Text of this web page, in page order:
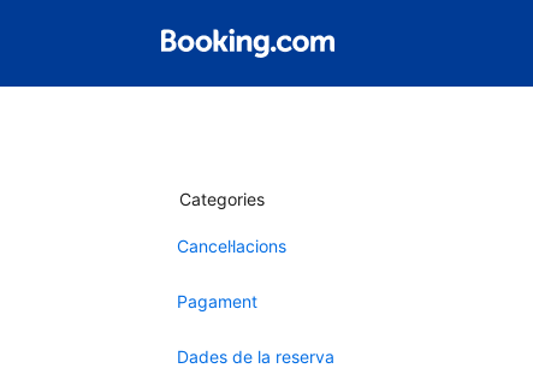
Categories
Cancel·lacions
Pagament
Dades de la reserva